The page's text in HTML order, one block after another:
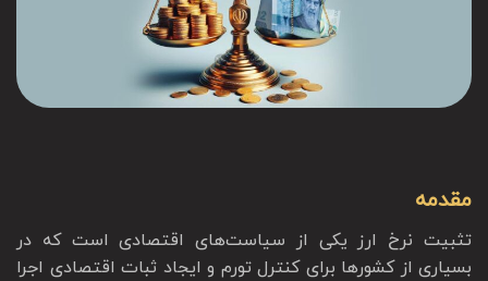
مقدمه
تثبیت نرخ ارز یکی از سیاست‌های اقتصادی است که در
بسیاری از کشورها برای کنترل تورم و ایجاد ثبات اقتصادی اجرا